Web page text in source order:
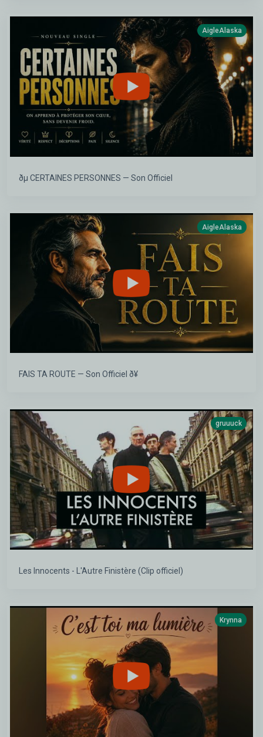
AigleAlaska
ðµ CERTAINES PERSONNES — Son Officiel
AigleAlaska
FAIS TA ROUTE — Son Officiel ð¥
gruuuck
Les Innocents - L'Autre Finistère (Clip officiel)
Krynna